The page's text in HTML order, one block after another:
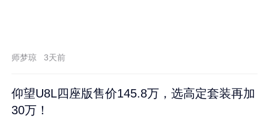
师梦琼 3天前
仰望U8L四座版售价145.8万，选高定套装再加
30万！